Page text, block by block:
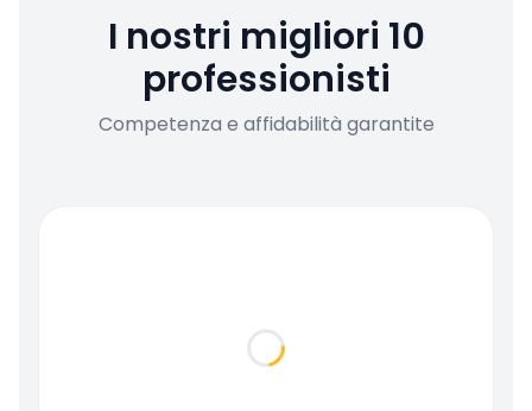
I nostri migliori 10
professionisti
Competenza e affidabilità garantite
Loading...